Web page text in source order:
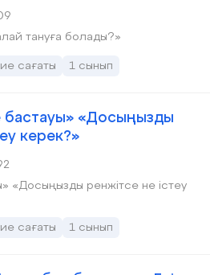
тануға болады?»
сағаты 1 сынып
бастауы» «Досыңызды
керек?»
сағаты 1 сынып